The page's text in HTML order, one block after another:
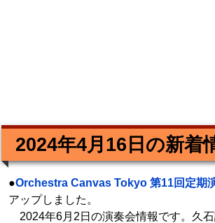
2024年4月16日の新着
●Orchestra Canvas Tokyo 第11回定期
アップしました。
2024年6月2日の演奏会情報です。久